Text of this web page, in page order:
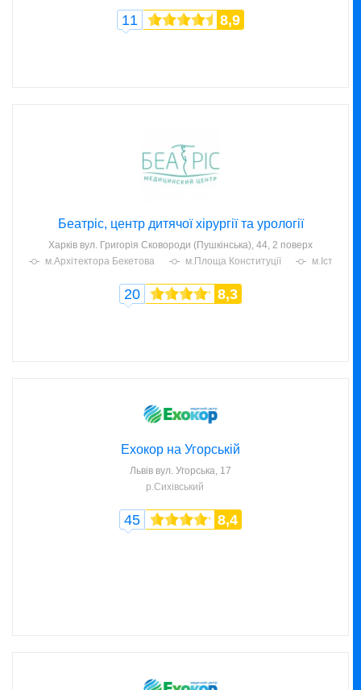
11 8,9
Беатріс, центр дитячої хірургії та урології
Харків вул. Григорія Сковороди (Пушкінська), 44, 2 поверх
м.Архітектора Бекетова
м.Площа Конституції
20 8,3
Ехокор на Угорській
Львів вул. Угорська, 17
р.Сихівський
45 8,4